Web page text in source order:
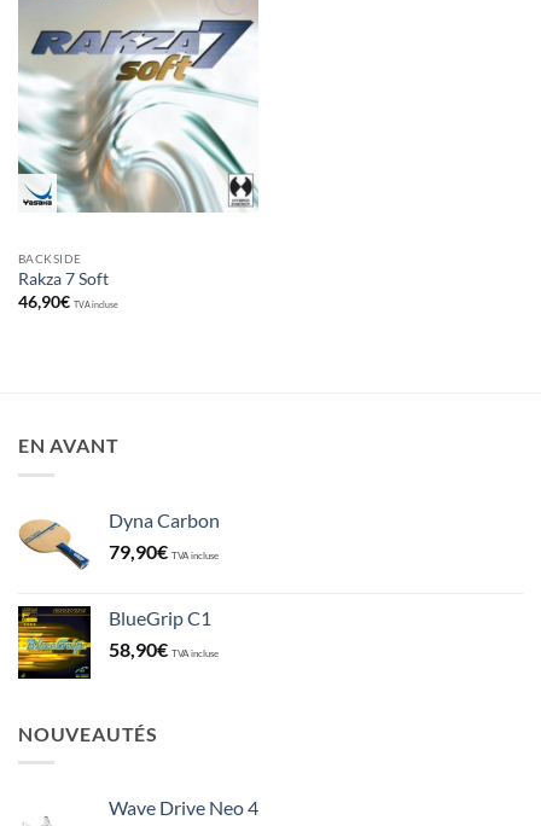
Ajouter
aux
souhaits
BACKSIDE
Rakza 7 Soft
46,90€ TVA incluse
EN AVANT
Dyna Carbon
79,90€ TVA incluse
BlueGrip C1
58,90€ TVA incluse
NOUVEAUTÉS
Wave Drive Neo 4